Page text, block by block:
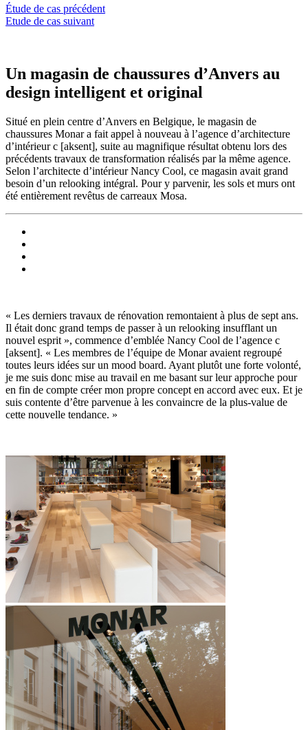
Étude de cas précédent
Etude de cas suivant
Un magasin de chaussures d’Anvers au
design intelligent et original
Situé en plein centre d’Anvers en Belgique, le magasin de
chaussures Monar a fait appel à nouveau à l’agence d’architecture
d’intérieur c [aksent], suite au magnifique résultat obtenu lors des
précédents travaux de transformation réalisés par la même agence.
Selon l’architecte d’intérieur Nancy Cool, ce magasin avait grand
besoin d’un relooking intégral. Pour y parvenir, les sols et murs ont
été entièrement revêtus de carreaux Mosa.
« Les derniers travaux de rénovation remontaient à plus de sept ans.
Il était donc grand temps de passer à un relooking insufflant un
nouvel esprit », commence d’emblée Nancy Cool de l’agence c
[aksent]. « Les membres de l’équipe de Monar avaient regroupé
toutes leurs idées sur un mood board. Ayant plutôt une forte volonté,
je me suis donc mise au travail en me basant sur leur approche pour
en fin de compte créer mon propre concept en accord avec eux. Et je
suis contente d’être parvenue à les convaincre de la plus-value de
cette nouvelle tendance. »